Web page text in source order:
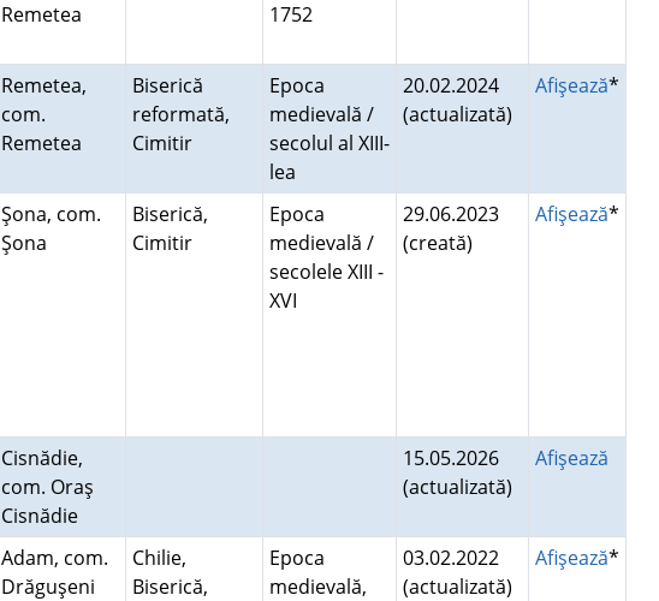
Remetea
1752
Remetea,
com.
Remetea
Biserică
reformată,
Cimitir
Epoca
medievală /
secolul al XIII-
lea
20.02.2024
(actualizată)
Afişează*
Şona, com.
Şona
Biserică,
Cimitir
Epoca
medievală /
secolele XIII -
XVI
29.06.2023
(creată)
Afişează*
Cisnădie,
com. Oraş
Cisnădie
15.05.2026
(actualizată)
Afişează
Adam, com.
Drăguşeni
Chilie,
Biserică,
Epoca
medievală,
03.02.2022
(actualizată)
Afişează*